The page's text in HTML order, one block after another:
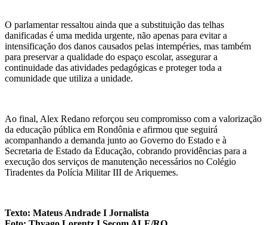
O parlamentar ressaltou ainda que a substituição das telhas
danificadas é uma medida urgente, não apenas para evitar a
intensificação dos danos causados pelas intempéries, mas também
para preservar a qualidade do espaço escolar, assegurar a
continuidade das atividades pedagógicas e proteger toda a
comunidade que utiliza a unidade.
Ao final, Alex Redano reforçou seu compromisso com a valorização
da educação pública em Rondônia e afirmou que seguirá
acompanhando a demanda junto ao Governo do Estado e à
Secretaria de Estado da Educação, cobrando providências para a
execução dos serviços de manutenção necessários no Colégio
Tiradentes da Polícia Militar III de Ariquemes.
Texto: Mateus Andrade I Jornalista